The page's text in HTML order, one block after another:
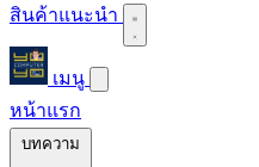
สินค้าแนะนำ
เมนู
หน้าแรก
บทความ